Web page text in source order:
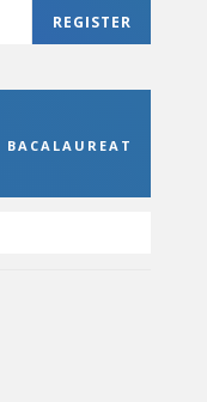
REGISTER
BACALAUREAT